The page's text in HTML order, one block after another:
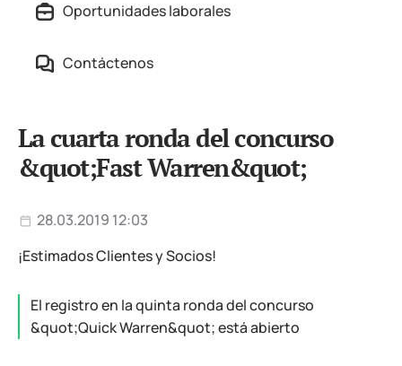
Oportunidades laborales
Contáctenos
La cuarta ronda del concurso
&quot;Fast Warren&quot;
28.03.2019 12:03
¡Estimados Clientes y Socios!
El registro en la quinta ronda del concurso
&quot;Quick Warren&quot; está abierto